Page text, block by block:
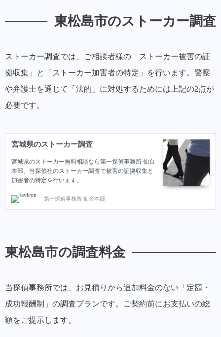
東松島市のストーカー調査
ストーカー調査では、ご相談者様の「ストーカー被害の証
拠収集」と「ストーカー加害者の特定」を行います。警察
や弁護士を通じて「法的」に対処するためには上記の2点が
必要です。
宮城県のストーカー調査
宮城県のストーカー無料相談なら第一探偵事務所 仙台
本部。当探偵社のストーカー調査で被害の証拠収集と
加害者の特定を行います。
第一探偵事務所 仙台本部
東松島市の調査料金
当探偵事務所では、お見積りから追加料金のない「定額・
成功報酬制」の調査プランです。ご契約前にお支払いの総
額をご提示します。